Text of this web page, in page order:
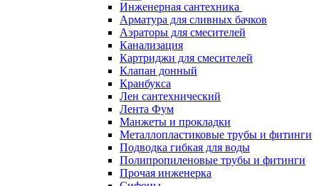
Инженерная сантехника
Арматура для сливных бачков
Аэраторы для смесителей
Канализация
Картриджи для смесителей
Клапан донный
Кранбукса
Лен сантехнический
Лента Фум
Манжеты и прокладки
Металлопластиковые трубы и фитинги
Подводка гибкая для воды
Полипропиленовые трубы и фитинги
Прочая инженерка